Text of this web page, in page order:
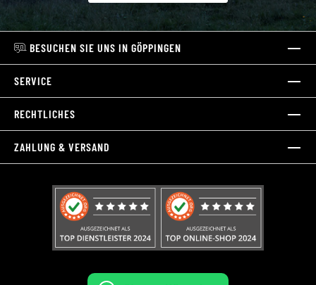
BESUCHEN SIE UNS IN GÖPPINGEN
SERVICE
RECHTLICHES
ZAHLUNG & VERSAND